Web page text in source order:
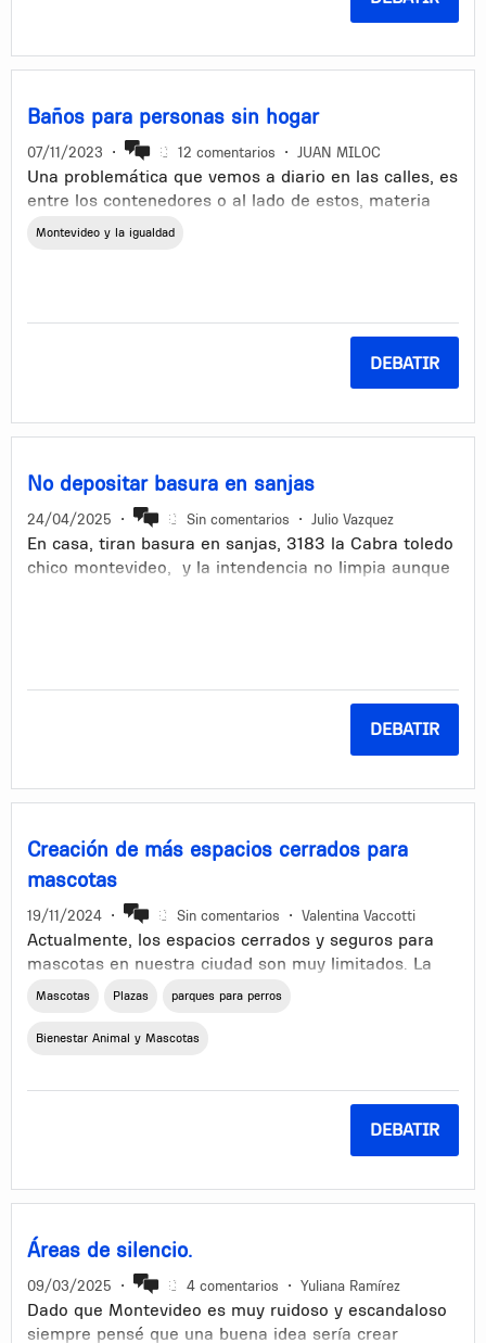
Baños para personas sin hogar
07/11/2023 • 12 comentarios • JUAN MILOC
Una problemática que vemos a diario en las calles, es
entre los contenedores o al lado de estos, materia
fecal y mas habitualmente orina. En casi todas las
hacen a la vista de todos en ocasiones, ya que me ha
tocado con mis hijas chicas presenciarlo.
Lo primero que me motiva, es la dignidad humana de
pública para hacer sus necesidades, porque esto son,
La propuesta ideal sería contar con estaciones de
higiene para que puedan asearse y hacer sus
necesidades, pero con baños químicos en lugares
estratégicos sería un gran avance.
Montevideo y la igualdad
DEBATIR
No depositar basura en sanjas
24/04/2025 • Sin comentarios • Julio Vazquez
En casa, tiran basura en sanjas, 3183 la Cabra toledo
chico montevideo, y la intendencia no limpia aunque
DEBATIR
Creación de más espacios cerrados para
mascotas
19/11/2024 • Sin comentarios • Valentina Vaccotti
Actualmente, los espacios cerrados y seguros para
mascotas en nuestra ciudad son muy limitados. La
falta de áreas específicas para mascotas
puedan ejercitarse y socializar de forma segura.
afecta a otros vecinos que desean disfrutar de esos
lugares sin los disturbios que las mascotas a veces
Por estas razones, quisiera proponer la creación de
como el que existe en la rambla a la altura del club
Paranhos es un gran ejemplo de una plaza grande en
el medio de un barrio muy populado y que
Mascotas Plazas parques para perros
Bienestar Animal y Mascotas
DEBATIR
Áreas de silencio.
09/03/2025 • 4 comentarios • Yuliana Ramírez
Dado que Montevideo es muy ruidoso y escandaloso
siempre pensé que una buena idea sería crear